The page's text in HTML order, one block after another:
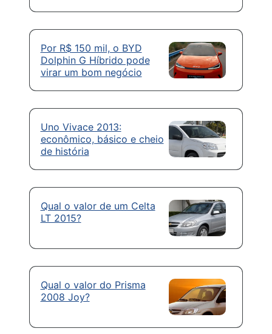
Por R$ 150 mil, o BYD
Dolphin G Híbrido pode
virar um bom negócio
Uno Vivace 2013:
econômico, básico e cheio
de história
Qual o valor de um Celta
LT 2015?
Qual o valor do Prisma
2008 Joy?